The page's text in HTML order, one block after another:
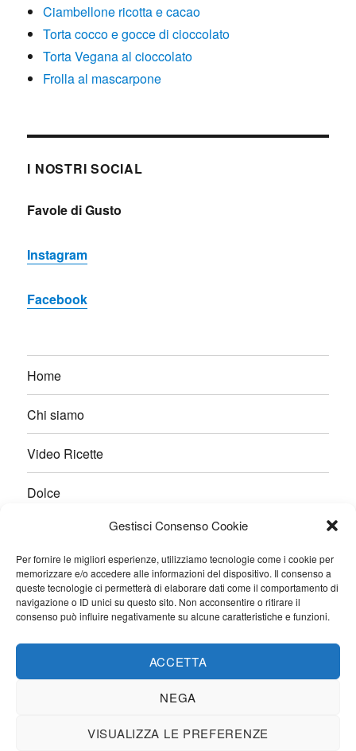
Gestisci Consenso Cookie
Per fornire le migliori esperienze, utilizziamo tecnologie come i cookie per
memorizzare e/o accedere alle informazioni del dispositivo. Il consenso a
queste tecnologie ci permetterà di elaborare dati come il comportamento di
navigazione o ID unici su questo sito. Non acconsentire o ritirare il
consenso può influire negativamente su alcune caratteristiche e funzioni.
ACCETTA
NEGA
VISUALIZZA LE PREFERENZE
Ciambellone ricotta e cacao
Torta cocco e gocce di cioccolato
Torta Vegana al cioccolato
Frolla al mascarpone
I NOSTRI SOCIAL
Favole di Gusto
Instagram
Facebook
Home
Chi siamo
Video Ricette
Dolce
Pane e Lievitati
Ricette veloci
Contatti
Favole di Gusto Proudly powered by WordPress